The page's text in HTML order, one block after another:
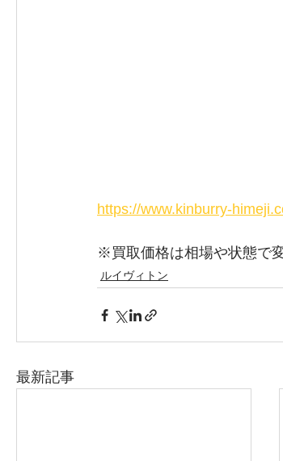
https://www.kinburry-
※買取価格は相場や状態で
ルイヴィトン
最新記事